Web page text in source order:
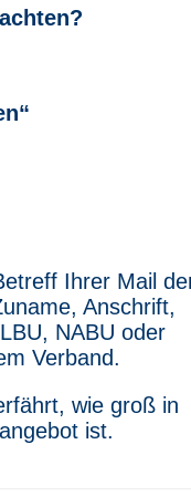
Ihrer Mail
Anschrift,
NABU oder
Verband.
wie groß in
ist.